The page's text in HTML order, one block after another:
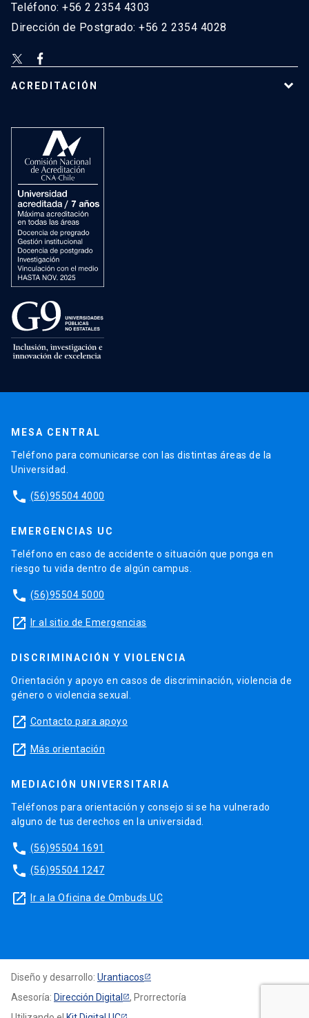
Teléfono: +56 2 2354 4303
Dirección de Postgrado: +56 2 2354 4028
ACREDITACIÓN
MESA CENTRAL
Teléfono para comunicarse con las distintas áreas de la
Universidad.
phone (56)95504 4000
EMERGENCIAS UC
Teléfono en caso de accidente o situación que ponga en
riesgo tu vida dentro de algún campus.
phone (56)95504 5000
launch Ir al sitio de Emergencias
DISCRIMINACIÓN Y VIOLENCIA
Orientación y apoyo en casos de discriminación, violencia de
género o violencia sexual.
launch Contacto para apoyo
launch Más orientación
MEDIACIÓN UNIVERSITARIA
Teléfonos para orientación y consejo si se ha vulnerado
alguno de tus derechos en la universidad.
phone (56)95504 1691
phone (56)95504 1247
launch Ir a la Oficina de Ombuds UC
Diseño y desarrollo: Urantiacos
Asesoría: Dirección Digital
, Prorrectoría